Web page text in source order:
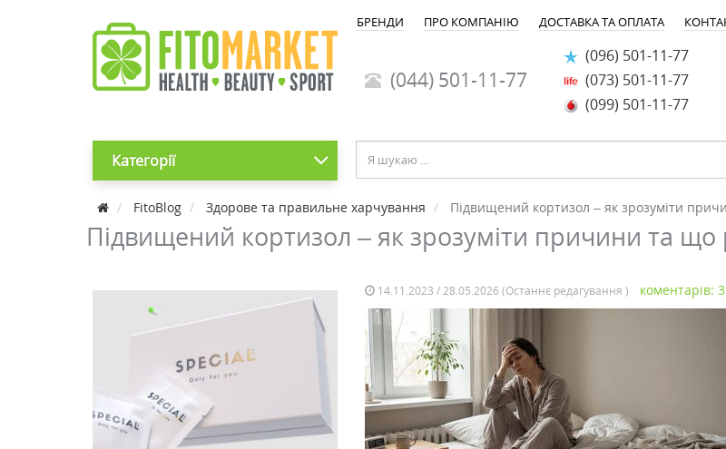
БРЕНДИ ПРО КОМПАНІЮ ДОСТАВКА ТА ОПЛАТА
(044) 501-11-77
(096) 501-11-77
(073) 501-11-77
(099) 501-11-77
Категорії
FitoBlog Здорове та правильне харчування Підвищений кортизол – як зрозуміти
Підвищений кортизол – як зрозуміти причини та що
14.11.2023 / 28.05.2026 (Останнє редагування ) коментарів: 3